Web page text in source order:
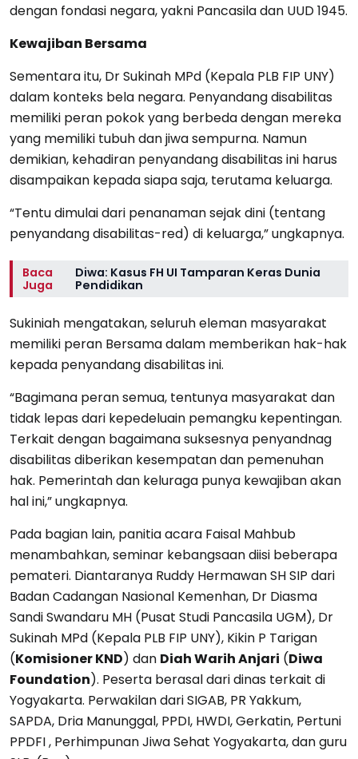
dengan fondasi negara, yakni Pancasila dan UUD 1945.
Kewajiban Bersama
Sementara itu, Dr Sukinah MPd (Kepala PLB FIP UNY)
dalam konteks bela negara. Penyandang disabilitas
memiliki peran pokok yang berbeda dengan mereka
yang memiliki tubuh dan jiwa sempurna. Namun
demikian, kehadiran penyandang disabilitas ini harus
disampaikan kepada siapa saja, terutama keluarga.
“Tentu dimulai dari penanaman sejak dini (tentang
penyandang disabilitas-red) di keluarga,” ungkapnya.
Baca
Juga
Diwa: Kasus FH UI Tamparan Keras Dunia
Pendidikan
Sukiniah mengatakan, seluruh eleman masyarakat
memiliki peran Bersama dalam memberikan hak-hak
kepada penyandang disabilitas ini.
“Bagimana peran semua, tentunya masyarakat dan
tidak lepas dari kepedeluain pemangku kepentingan.
Terkait dengan bagaimana suksesnya penyandnag
disabilitas diberikan kesempatan dan pemenuhan
hak. Pemerintah dan keluraga punya kewajiban akan
hal ini,” ungkapnya.
Pada bagian lain, panitia acara Faisal Mahbub
menambahkan, seminar kebangsaan diisi beberapa
pemateri. Diantaranya Ruddy Hermawan SH SIP dari
Badan Cadangan Nasional Kemenhan, Dr Diasma
Sandi Swandaru MH (Pusat Studi Pancasila UGM), Dr
Sukinah MPd (Kepala PLB FIP UNY), Kikin P Tarigan
(Komisioner KND) dan Diah Warih Anjari (Diwa
Foundation). Peserta berasal dari dinas terkait di
Yogyakarta. Perwakilan dari SIGAB, PR Yakkum,
SAPDA, Dria Manunggal, PPDI, HWDI, Gerkatin, Pertuni
PPDFI , Perhimpunan Jiwa Sehat Yogyakarta, dan guru